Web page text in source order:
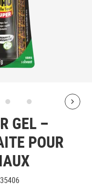
GEL –
POUR
35406